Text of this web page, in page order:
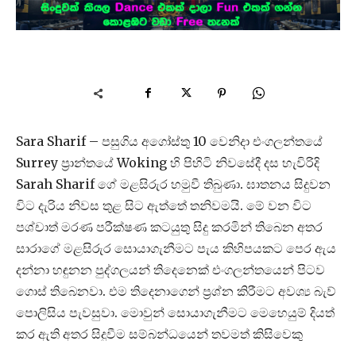
Sara Sharif – පසුගිය අගෝස්තු 10 වෙනිදා එංගලන්තයේ
Surrey ප්‍රාන්තයේ Woking හි පිහිටි නිවසේදී දස හැවිරිදි
Sarah Sharif ගේ මළසිරුර හමුවී තිබුණා. ඝාතනය සිදුවන
විට දැරිය නිවස තුළ සිට ඇත්තේ තනිවමයි. මේ වන විට
පශ්චාත් මරණ පරීක්ෂණ කටයුතු සිදු කරමින් තිබෙන අතර
සාරාගේ මළසිරුර සොයාගැනීමට පැය කිහිපයකට පෙර ඇය
දන්නා හඳුනන පුද්ගලයන් තිදෙනෙක් එංගලන්තයෙන් පිටව
ගොස් තිබෙනවා. එම තිදෙනාගෙන් ප්‍රශ්න කිරීමට අවශ්‍ය බැව්
පොලිසිය පැවසුවා. මොවුන් සොයාගැනීමට මෙහෙයුම් දියත්
කර ඇති අතර සිදුවීම සම්බන්ධයෙන් තවමත් කිසිවෙකු